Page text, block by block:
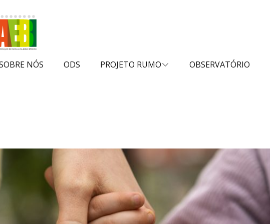
NÓS ODS PROJETO RUMO OBSERVATÓRIO